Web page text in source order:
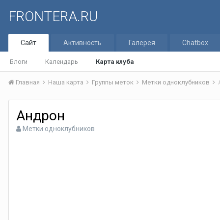
FRONTERA.RU
Сайт
Блоги Календарь Карта клуба
Активность Галерея Chatbox
Главная Наша карта Группы меток Метки одноклубников
Андрон
Метки одноклубников